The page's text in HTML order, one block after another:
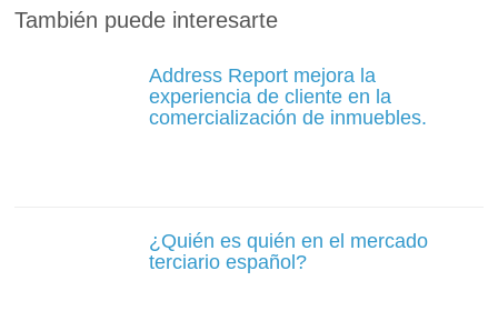
También puede interesarte
Address Report mejora la
experiencia de cliente en la
comercialización de inmuebles.
¿Quién es quién en el mercado
terciario español?